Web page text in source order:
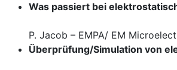
Was passiert bei
P. Jacob – EMPA/ EM
Überprüfung/Simulation von